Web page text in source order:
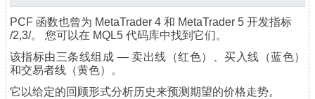
PCF 函数也曾为 MetaTrader 4 和 MetaTrader 5 开发指标
/2,3/。 您可以在 MQL5 代码库中找到它们。
该指标由三条线组成 — 卖出线（红色）、买入线（蓝色）
和交易者线（黄色）。
它以给定的回顾形式分析历史来预测期望的价格走势。